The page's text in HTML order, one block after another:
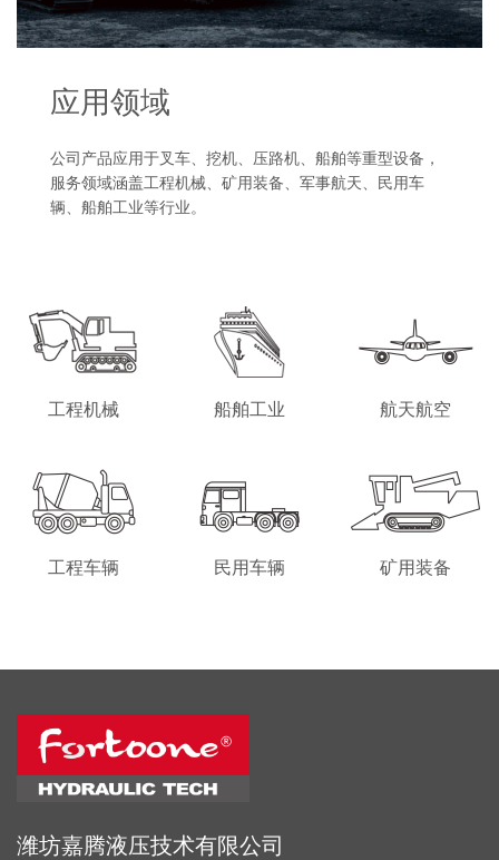
应用领域
公司产品应用于叉车、挖机、压路机、船舶等重型设备，
服务领域涵盖工程机械、矿用装备、军事航天、民用车
辆、船舶工业等行业。
工程机械 船舶工业 航天航空
工程车辆 民用车辆 矿用装备
潍坊嘉腾液压技术有限公司